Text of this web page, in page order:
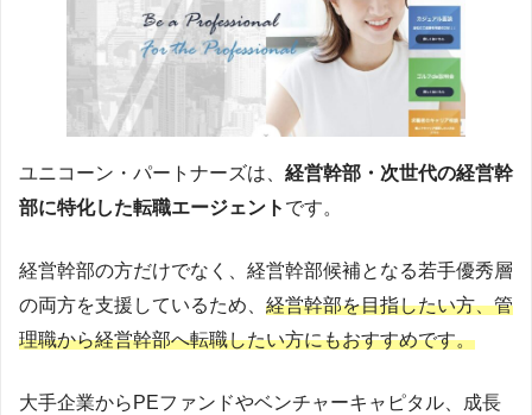
ユニコーン・パートナーズは、 経営幹部・次世代の経営幹
部に特化した転職エージェント です。
経営幹部の方だけでなく、経営幹部候補となる若手優秀層
の両方を支援しているため、 経営幹部を目指したい方、管
理職から経営幹部へ転職したい方にもおすすめです。
大手企業からPEファンドやベンチャーキャピタル、成長